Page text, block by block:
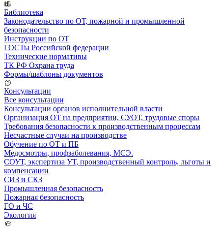
Библиотека
Законодательство по ОТ, пожарной и промышленной
безопасности
Инструкции по ОТ
ГОСТы Российской федерации
Технические нормативы
ТК РФ Охрана труда
Формы/шаблоны документов
Консультации
Все консультации
Консультации органов исполнительной власти
Организация ОТ на предприятии, СУОТ, трудовые споры
Требования безопасности к производственным процессам
Несчастные случаи на производстве
Обучение по ОТ и ПБ
Медосмотры, профзаболевания, МСЭ.
СОУТ, экспертиза УТ, производственный контроль, льготы и
компенсации
СИЗ и СКЗ
Промышленная безопасность
Пожарная безопасность
ГО и ЧС
Экология